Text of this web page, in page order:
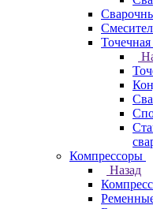
Компрессоры
Назад